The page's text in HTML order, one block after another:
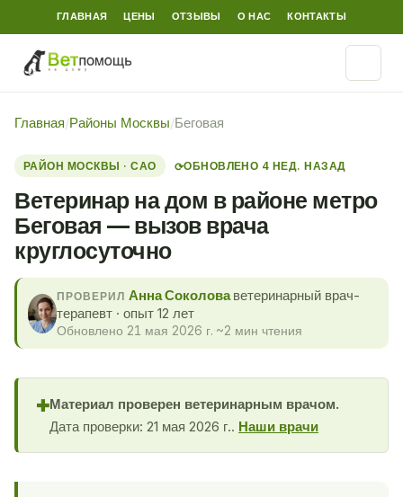
ГЛАВНАЯ ЦЕНЫ ОТЗЫВЫ О НАС КОНТАКТЫ
Главная/Районы Москвы/Беговая
РАЙОН МОСКВЫ · САО ⟳ОБНОВЛЕНО 4 НЕД. НАЗАД
Ветеринар на дом в районе метро
Беговая — вызов врача
круглосуточно
ПРОВЕРИЛ Анна Соколоваветеринарный врач-
терапевт · опыт 12 лет
Обновлено 21 мая 2026 г. ~2 мин чтения
✚Материал проверен ветеринарным врачом.
Дата проверки: 21 мая 2026 г.. Наши врачи